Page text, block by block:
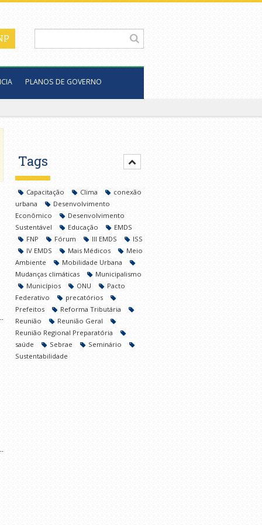
PLANOS DE GOVERNO
Tags
Capacitação Clima
conexão
urbana
Desenvolvimento
Econômico
Desenvolvimento
Sustentável
Educação
EMDS
FNP
Fórum III EMDS
ISS
IV EMDS
Mais Médicos
Meio
Ambiente
Mobilidade Urbana
Mudanças climáticas
Municipalismo
Municípios
ONU
Pacto
Federativo
precatórios
Prefeitos
Reforma Tributária
Reunião
Reunião Geral
Reunião Regional Preparatória
saúde
Sebrae
Seminário
Sustentabilidade